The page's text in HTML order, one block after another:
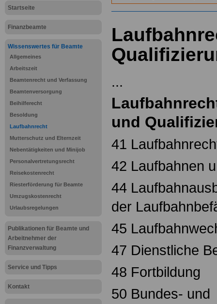
Startseite
Finanzbeamte
Wissenswertes für Beamte
Allgemeines
Arbeitszeit
Beamtenrecht und Verfassung
Beamtenversorgung
Beihilferecht
Besoldung
Laufbahnrecht
Mutterschutz und Elternzeit
Nebentätigkeiten und Minijob
Personalvertretungsrecht
Reisekostenrecht
Riesterförderung für Beamte
Umzugskostenrecht
Urlaubsregelungen
Publikationen für Beamte und
Arbeitnehmer der
Finanzverwaltung
Service und Tipps
Kontakt
...
und
41
42 Laufbahnen
44
der
45
47 Dienstliche
48 Fortbildung
50 Bundes- und